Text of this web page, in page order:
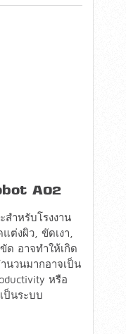
A02
สำหรับโรงงาน
งผิว, ขัดเงา,
ด อาจทำให้เกิด
นวนมากอาจเป็น
หรือ
ป็นระบบ